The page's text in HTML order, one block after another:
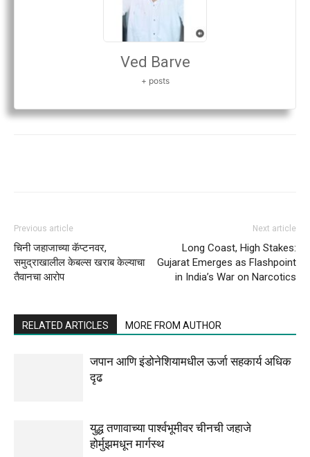
Ved Barve
+ posts
Previous article
चिनी जहाजाच्या कॅप्टनवर,
समुद्राखालील केबल्स खराब केल्याचा
तैवानचा आरोप
Next article
Long Coast, High Stakes:
Gujarat Emerges as Flashpoint
in India’s War on Narcotics
RELATED ARTICLES MORE FROM AUTHOR
जपान आणि इंडोनेशियामधील ऊर्जा सहकार्य अधिक
दृढ
युद्ध तणावाच्या पार्श्वभूमीवर चीनची जहाजे
होर्मुझमधून मार्गस्थ